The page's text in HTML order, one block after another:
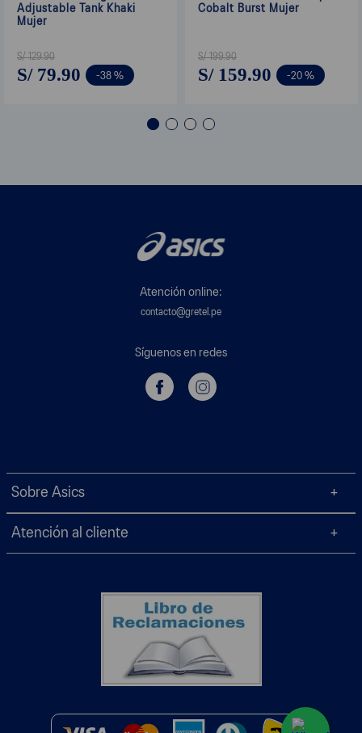
Adjustable Tank Khaki
Mujer
S/ 129.90
S/ 79.90 -38 %
Cobalt Burst Mujer
S/ 199.90
S/ 159.90 -20 %
Atención online:
contacto@gretel.pe
Síguenos en redes
Sobre Asics
Atención al cliente